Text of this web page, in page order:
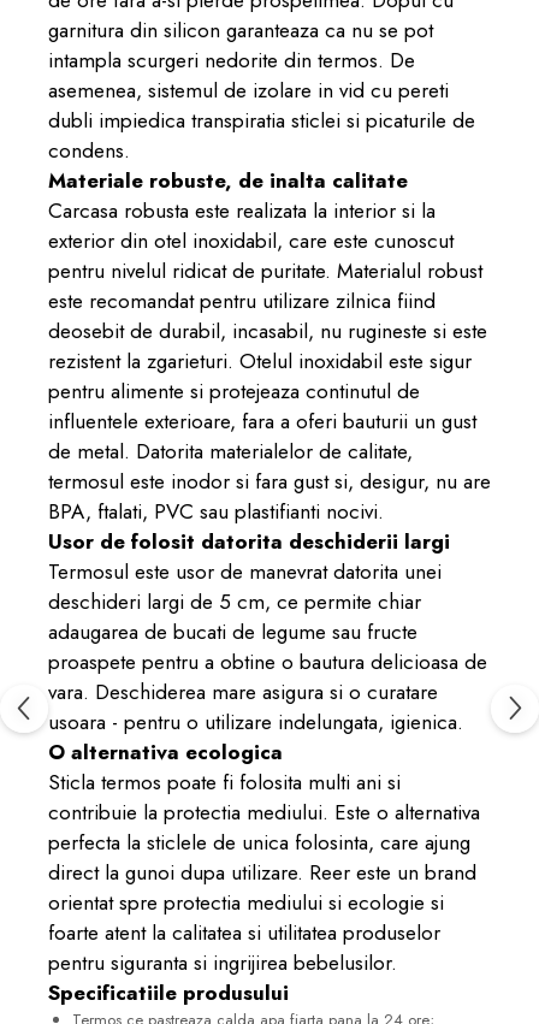
garnitura din silicon garanteaza ca nu se pot
intampla scurgeri nedorite din termos. De
asemenea, sistemul de izolare in vid cu pereti
dubli impiedica transpiratia sticlei si picaturile de
condens.
Materiale robuste, de inalta calitate
Carcasa robusta este realizata la interior si la
exterior din otel inoxidabil, care este cunoscut
pentru nivelul ridicat de puritate. Materialul robust
este recomandat pentru utilizare zilnica fiind
deosebit de durabil, incasabil, nu rugineste si este
rezistent la zgarieturi. Otelul inoxidabil este sigur
pentru alimente si protejeaza continutul de
influentele exterioare, fara a oferi bauturii un gust
de metal. Datorita materialelor de calitate,
termosul este inodor si fara gust si, desigur, nu are
BPA, ftalati, PVC sau plastifianti nocivi.
Usor de folosit datorita deschiderii largi
Termosul este usor de manevrat datorita unei
deschideri largi de 5 cm, ce permite chiar
adaugarea de bucati de legume sau fructe
proaspete pentru a obtine o bautura delicioasa de
vara. Deschiderea mare asigura si o curatare
usoara - pentru o utilizare indelungata, igienica.
O alternativa ecologica
Sticla termos poate fi folosita multi ani si
contribuie la protectia mediului. Este o alternativa
perfecta la sticlele de unica folosinta, care ajung
direct la gunoi dupa utilizare. Reer este un brand
orientat spre protectia mediului si ecologie si
foarte atent la calitatea si utilitatea produselor
pentru siguranta si ingrijirea bebelusilor.
Specificatiile produsului